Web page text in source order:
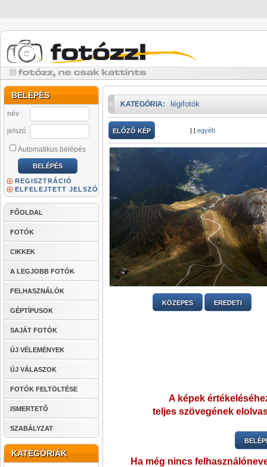
BELÉPÉS
név
jelszó
Automatikus belépés
REGISZTRÁCIÓ
ELFELEJTETT JELSZÓ
FŐOLDAL
FOTÓK
CIKKEK
A LEGJOBB FOTÓK
FELHASZNÁLÓK
GÉPTÍPUSOK
SAJÁT FOTÓK
ÚJ VÉLEMÉNYEK
ÚJ VÁLASZOK
FOTÓK FELTÖLTÉSE
ISMERTETŐ
SZABÁLYZAT
KATEGÓRIÁK
KATEGÓRIA: légifotók
ELŐZŐ KÉP | | egyéb
KÖZEPES EREDETI
A képek
teljes szövegének
Ha még nincs